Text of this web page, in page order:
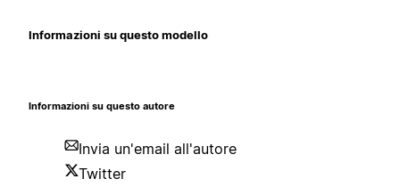
Informazioni su questo modello
Informazioni su questo autore
Invia un'email all'autore
Twitter